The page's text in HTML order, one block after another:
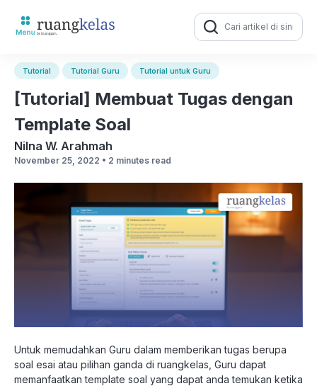
Search
for:
Tutorial Tutorial Guru Tutorial untuk Guru
[Tutorial] Membuat Tugas dengan
Template Soal
Nilna W. Arahmah
November 25, 2022 • 2 minutes read
Untuk memudahkan Guru dalam memberikan tugas berupa
soal esai atau pilihan ganda di ruangkelas, Guru dapat
memanfaatkantemplate soal yang dapat anda temukan ketika